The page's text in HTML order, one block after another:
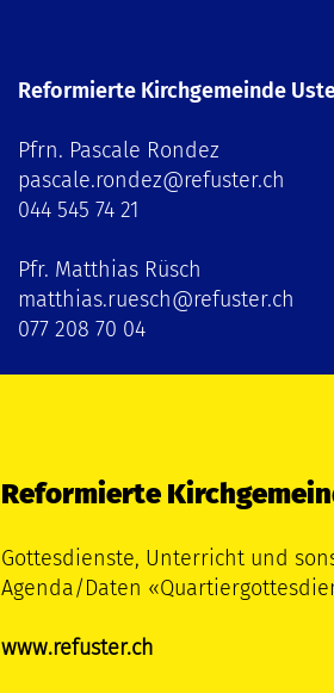
Reformierte Kirchgemeinde
Pfrn. Pascale Rondez
pascale.rondez@refuster.ch
044 545 74 21
Pfr. Matthias Rüsch
matthias.ruesch@refuster.ch
077 208 70 04
Reformierte
Gottesdienste, Unterricht und
Agenda/Daten
www.refuster.ch